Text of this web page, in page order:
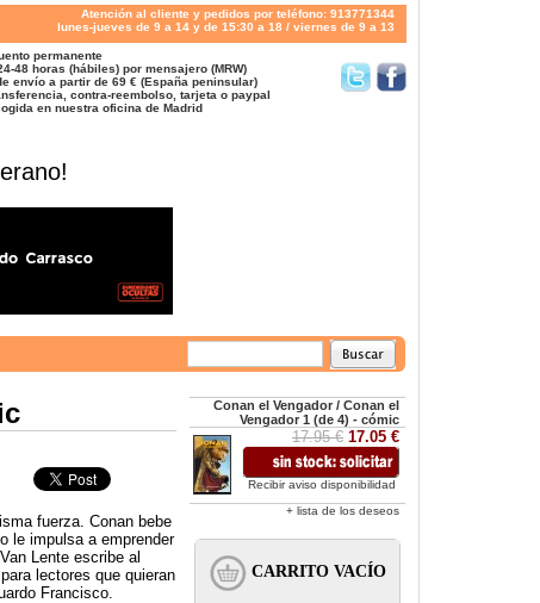
Atención al cliente y pedidos por teléfono: 913771344
lunes-jueves de 9 a 14 y de 15:30 a 18 / viernes de 9 a 13
permanente
48 horas (hábiles) por mensajero (MRW)
envío a partir de 69 € (España peninsular)
contra-reembolso, tarjeta o paypal
en nuestra oficina de Madrid
fuerza. Conan bebe
le impulsa a emprender
Lente escribe al
lectores que quieran
Francisco.
Conan el Vengador / Conan el
Vengador 1 (de 4) - cómic
17.95 € 17.05 €
Recibir aviso disponibilidad
+ lista de los deseos